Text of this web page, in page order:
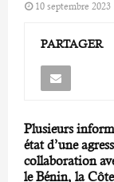
10 septembre 2023
PARTAGER
Plusieurs
état d’une
collaboration
le Bénin, la